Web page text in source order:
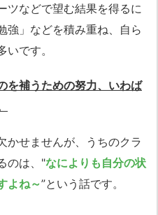
ツなどで望む結果を得るに
強」などを積み重ね、自ら
です。
を補うための努力、いわば
かせませんが、うちのクラ
のは、"なによりも自分の状
よね～”という話です。